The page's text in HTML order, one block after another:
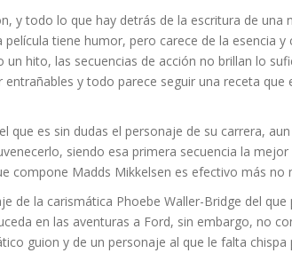
y todo lo que hay detrás de la escritura de una
tiene humor, pero carece de la esencia y
hito, las secuencias de acción no brillan lo
y todo parece seguir una receta que
que es sin dudas el personaje de su carrera,
siendo esa primera secuencia la mejor
compone Madds Mikkelsen es efectivo más no
de la carismática Phoebe Waller-Bridge del que
en las aventuras a Ford, sin embargo, no
guion y de un personaje al que le falta chispa